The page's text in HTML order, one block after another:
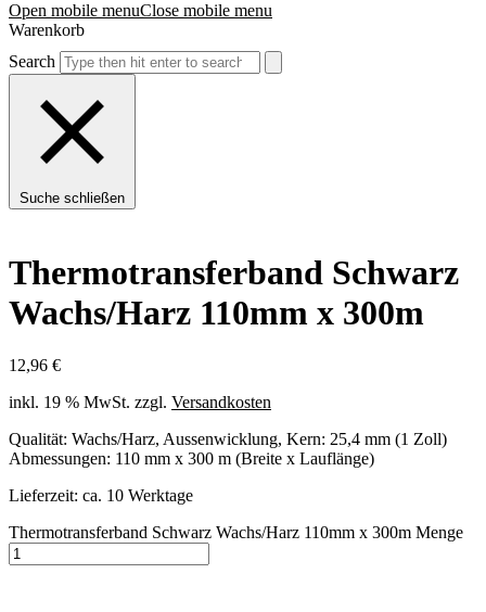
Open mobile menuClose mobile menu
Warenkorb
Search
Suche schließen
Thermotransferband Schwarz
Wachs/Harz 110mm x 300m
12,96 €
inkl. 19 % MwSt. zzgl. Versandkosten
Qualität: Wachs/Harz, Aussenwicklung, Kern: 25,4 mm (1 Zoll)
Abmessungen: 110 mm x 300 m (Breite x Lauflänge)
Lieferzeit: ca. 10 Werktage
Thermotransferband Schwarz Wachs/Harz 110mm x 300m Menge